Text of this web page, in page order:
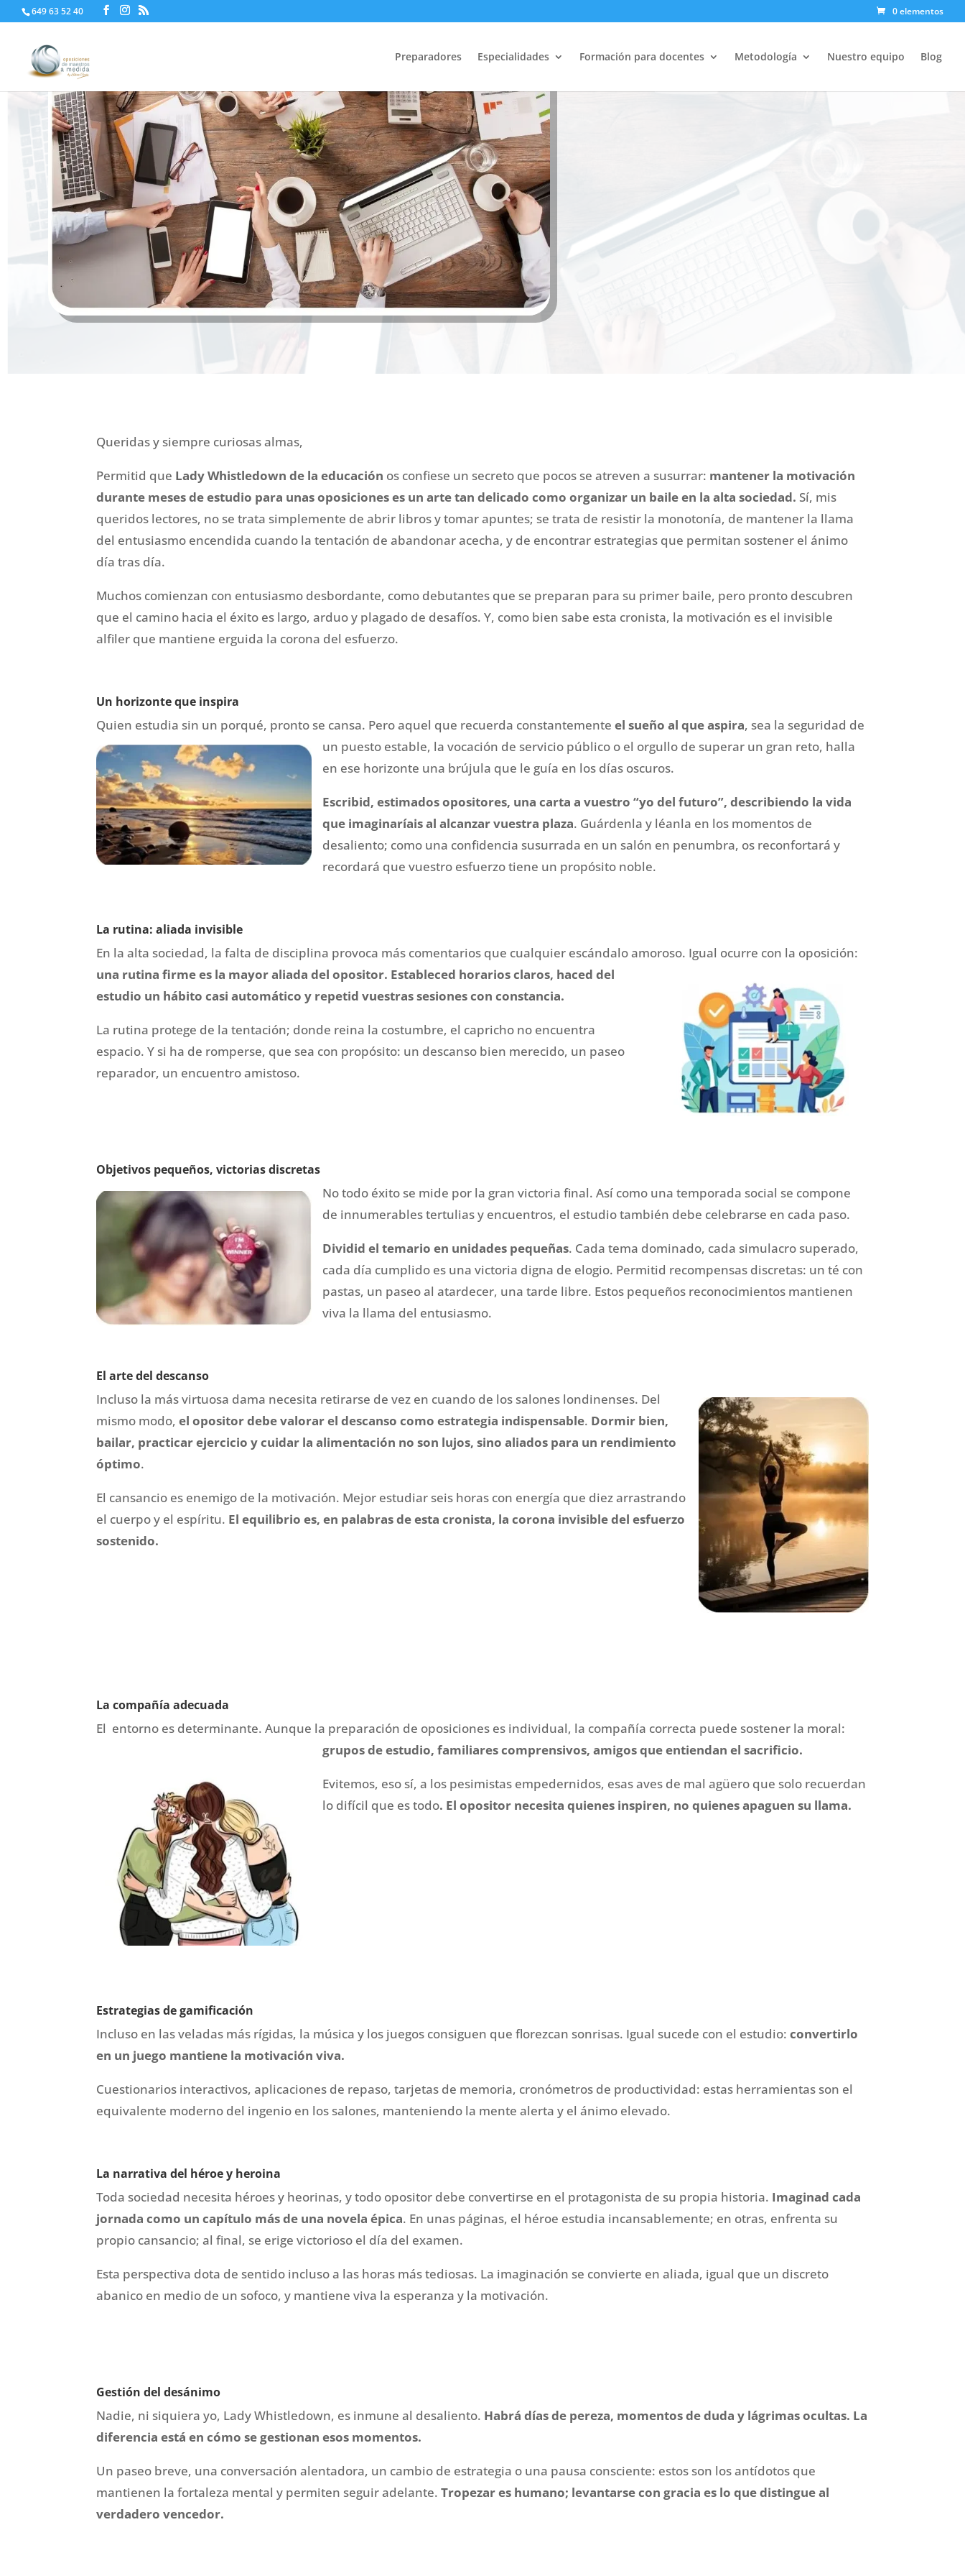
649 63 52 40 0 elementos
Preparadores Especialidades Formación para docentes Metodología Nuestro equipo Blog
Estrategias de MOTIVACIÓN
Queridas y siempre curiosas almas,
Permitid que Lady Whistledown de la educación os confiese un secreto que pocos se atreven a susurrar: mantener la motivación
durante meses de estudio para unas oposiciones es un arte tan delicado como organizar un baile en la alta sociedad. Sí, mis
queridos lectores, no se trata simplemente de abrir libros y tomar apuntes; se trata de resistir la monotonía, de mantener la llama
del entusiasmo encendida cuando la tentación de abandonar acecha, y de encontrar estrategias que permitan sostener el ánimo
día tras día.
Muchos comienzan con entusiasmo desbordante, como debutantes que se preparan para su primer baile, pero pronto descubren
que el camino hacia el éxito es largo, arduo y plagado de desafíos. Y, como bien sabe esta cronista, la motivación es el invisible
alfiler que mantiene erguida la corona del esfuerzo.
Un horizonte que inspira
Quien estudia sin un porqué, pronto se cansa. Pero aquel que recuerda constantementeel sueño al que aspira, sea laseguridad de
un puesto estable, la vocación de servicio público o el orgullo de superar un gran reto, halla
en ese horizonte una brújula que le guía en los días oscuros.
Escribid, estimados opositores, una carta a vuestro “yo del futuro”, describiendo la vida
que imaginaríais al alcanzar vuestra plaza. Guárdenla y léanla en los momentos de
desaliento; como una confidencia susurrada en un salón en penumbra, os reconfortará y
recordará que vuestro esfuerzo tiene un propósito noble.
La rutina: aliada invisible
En la alta sociedad, la falta de disciplina provoca más comentarios que cualquier escándalo amoroso. Igual ocurre con la oposición:
una rutina firme es la mayor aliada del opositor. Estableced horarios claros, haced del
estudio un hábito casi automático y repetid vuestras sesiones con constancia.
La rutina protege de la tentación; donde reina la costumbre, el capricho no encuentra
espacio. Y si ha de romperse, que sea con propósito: un descanso bien merecido, un paseo
reparador, un encuentro amistoso.
Objetivos pequeños, victorias discretas
No todo éxito se mide por la gran victoria final. Así como una temporada social se compone
de innumerables tertulias y encuentros, el estudio también debe celebrarse en cada paso.
Dividid el temario en unidades pequeñas. Cada tema dominado, cada simulacro superado,
cada día cumplido es una victoria digna de elogio. Permitid recompensas discretas: un té con
pastas, un paseo al atardecer, una tarde libre. Estos pequeños reconocimientos mantienen
viva la llama del entusiasmo.
El arte del descanso
Incluso la más virtuosa dama necesita retirarse de vez en cuando de los salones londinenses. Del
mismo modo,el opositor debe valorar el descanso como estrategia indispensable. Dormir bien,
bailar, practicar ejercicio y cuidar la alimentación no son lujos, sino aliados para un rendimiento
óptimo.
El cansancio es enemigo de la motivación. Mejor estudiar seis horas con energía que diez arrastrando
el cuerpo y el espíritu. El equilibrio es, en palabras de esta cronista, la corona invisible del esfuerzo
sostenido.
La compañía adecuada
El entorno es determinante. Aunque la preparación de oposiciones es individual, la compañía correcta puede sostener la moral:
grupos de estudio, familiares comprensivos, amigos que entiendan el sacrificio.
Evitemos, eso sí, a los pesimistas empedernidos, esas aves de mal agüero que solo recuerdan
lo difícil que es todo. El opositor necesita quienes inspiren, no quienes apaguen su llama.
Estrategias de gamificación
Incluso en las veladas más rígidas, la música y los juegos consiguen que florezcan sonrisas. Igual sucede con el estudio:convertirlo
en un juego mantiene la motivación viva.
Cuestionarios interactivos, aplicaciones de repaso, tarjetas de memoria, cronómetros de productividad: estas herramientas son el
equivalente moderno del ingenio en los salones, manteniendo la mente alerta y el ánimo elevado.
La narrativa del héroe y heroina
Toda sociedad necesita héroes y heorinas, y todo opositor debe convertirse en el protagonista de su propia historia. Imaginad cada
jornada como un capítulo más de una novela épica. En unas páginas, el héroe estudia incansablemente; en otras, enfrenta su
propio cansancio; al final, se erige victorioso el día del examen.
Esta perspectiva dota de sentido incluso a las horas más tediosas. La imaginación se convierte en aliada, igual que un discreto
abanico en medio de un sofoco, y mantiene viva la esperanza y la motivación.
Gestión del desánimo
Nadie, ni siquiera yo, Lady Whistledown, es inmune al desaliento. Habrá días de pereza, momentos de duda y lágrimas ocultas. La
diferencia está en cómo se gestionan esos momentos.
Un paseo breve, una conversación alentadora, un cambio de estrategia o una pausa consciente: estos son los antídotos que
mantienen la fortaleza mental y permiten seguir adelante.Tropezar es humano; levantarse con gracia es lo que distingue al
verdadero vencedor.